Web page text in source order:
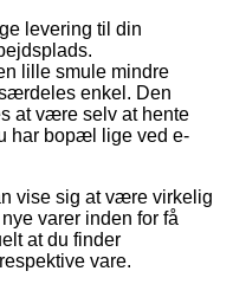
levering til din
lille smule mindre
enkel. Den
at være selv at hente
har bopæl lige ved e-
vise sig at være virkelig
varer inden for få
at du finder
vare.